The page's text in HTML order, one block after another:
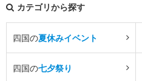
カテゴリから探す
四国の夏休みイベント
四国の七夕祭り